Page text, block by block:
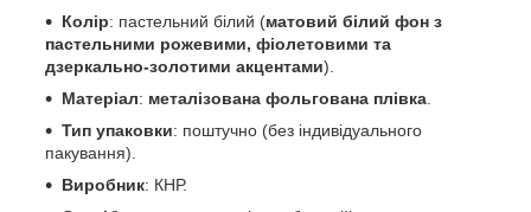
Колір: пастельний білий (матовий білий фон з
пастельними рожевими, фіолетовими та
дзеркально-золотими акцентами).
Матеріал: металізована фольгована плівка
Тип упаковки: поштучно (без індивідуального
пакування).
Виробник: КНР.